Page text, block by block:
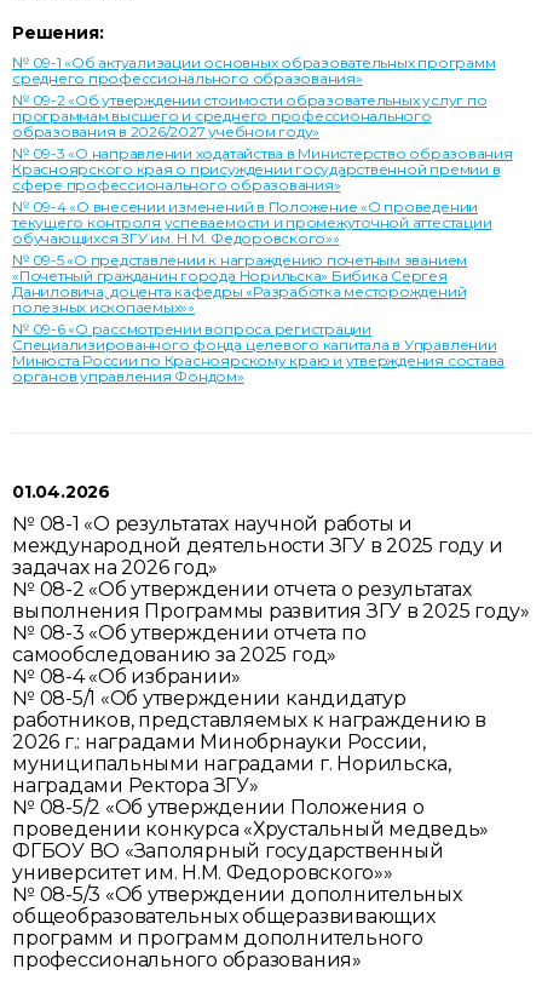
Решения:
№ 09-1 «Об актуализации основных образовательных программ
среднего профессионального образования»
№ 09-2 «Об утверждении стоимости образовательных услуг по
программам высшего и среднего профессионального
образования в 2026/2027 учебном году»
№ 09-3 «О направлении ходатайства в Министерство образования
Красноярского края о присуждении государственной премии в
сфере профессионального образования»
№ 09-4 «О внесении изменений в Положение «О проведении
текущего контроля успеваемости и промежуточной аттестации
обучающихся ЗГУ им. Н.М. Федоровского»»
№ 09-5 «О представлении к награждению почетным званием
«Почетный гражданин города Норильска» Бибика Сергея
Даниловича, доцента кафедры «Разработка месторождений
полезных ископаемых»»
№ 09-6 «О рассмотрении вопроса регистрации
Специализированного фонда целевого капитала в Управлении
Минюста России по Красноярскому краю и утверждения состава
органов управления Фондом»
01.04.2026
№ 08-1 «О результатах научной работы и
международной деятельности ЗГУ в 2025 году и
задачах на 2026 год»
№ 08-2 «Об утверждении отчета о результатах
выполнения Программы развития ЗГУ в 2025 году»
№ 08-3 «Об утверждении отчета по
самообследованию за 2025 год»
№ 08-4 «Об избрании»
№ 08-5/1 «Об утверждении кандидатур
работников, представляемых к награждению в
2026 г.: наградами Минобрнауки России,
муниципальными наградами г. Норильска,
наградами Ректора ЗГУ»
№ 08-5/2 «Об утверждении Положения о
проведении конкурса «Хрустальный медведь»
ФГБОУ ВО «Заполярный государственный
университет им. Н.М. Федоровского»»
№ 08-5/3 «Об утверждении дополнительных
общеобразовательных общеразвивающих
программ и программ дополнительного
профессионального образования»